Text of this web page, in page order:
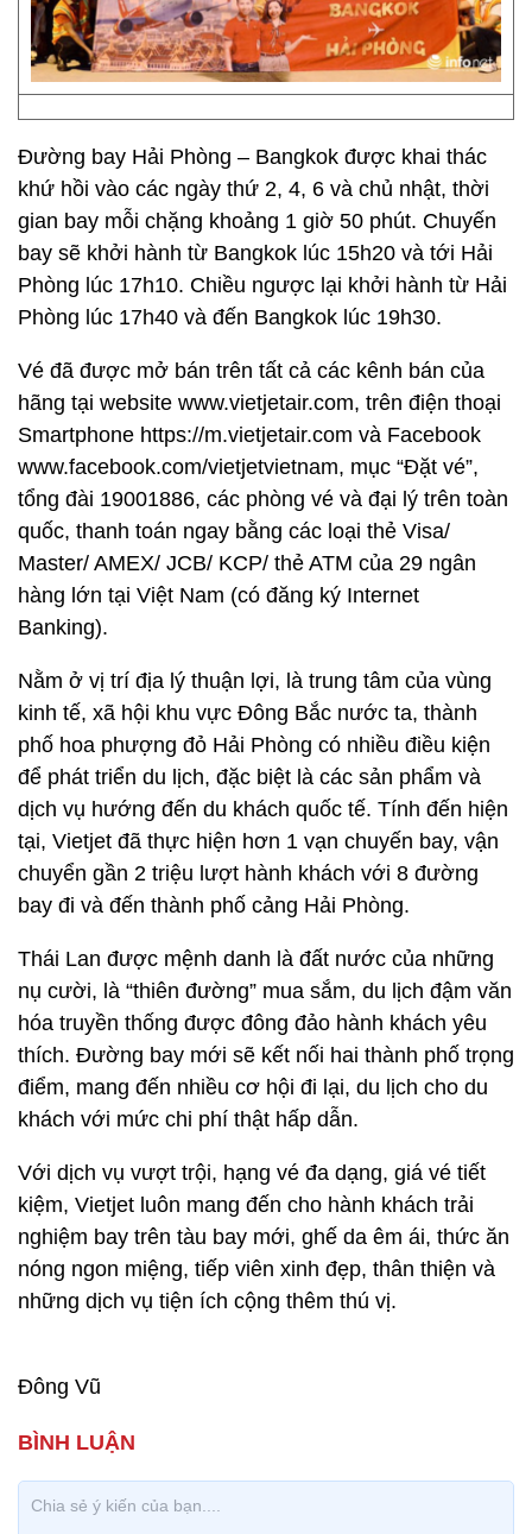
Đường bay Hải Phòng – Bangkok được khai thác
khứ hồi vào các ngày thứ 2, 4, 6 và chủ nhật, thời
gian bay mỗi chặng khoảng 1 giờ 50 phút. Chuyến
bay sẽ khởi hành từ Bangkok lúc 15h20 và tới Hải
Phòng lúc 17h10. Chiều ngược lại khởi hành từ Hải
Phòng lúc 17h40 và đến Bangkok lúc 19h30.
Vé đã được mở bán trên tất cả các kênh bán của
hãng tại website www.vietjetair.com, trên điện thoại
Smartphone https://m.vietjetair.com và Facebook
www.facebook.com/vietjetvietnam, mục “Đặt vé”,
tổng đài 19001886, các phòng vé và đại lý trên toàn
quốc, thanh toán ngay bằng các loại thẻ Visa/
Master/ AMEX/ JCB/ KCP/ thẻ ATM của 29 ngân
hàng lớn tại Việt Nam (có đăng ký Internet
Banking).
Nằm ở vị trí địa lý thuận lợi, là trung tâm của vùng
kinh tế, xã hội khu vực Đông Bắc nước ta, thành
phố hoa phượng đỏ Hải Phòng có nhiều điều kiện
để phát triển du lịch, đặc biệt là các sản phẩm và
dịch vụ hướng đến du khách quốc tế. Tính đến hiện
tại, Vietjet đã thực hiện hơn 1 vạn chuyến bay, vận
chuyển gần 2 triệu lượt hành khách với 8 đường
bay đi và đến thành phố cảng Hải Phòng.
Thái Lan được mệnh danh là đất nước của những
nụ cười, là “thiên đường” mua sắm, du lịch đậm văn
hóa truyền thống được đông đảo hành khách yêu
thích. Đường bay mới sẽ kết nối hai thành phố trọng
điểm, mang đến nhiều cơ hội đi lại, du lịch cho du
khách với mức chi phí thật hấp dẫn.
Với dịch vụ vượt trội, hạng vé đa dạng, giá vé tiết
kiệm, Vietjet luôn mang đến cho hành khách trải
nghiệm bay trên tàu bay mới, ghế da êm ái, thức ăn
nóng ngon miệng, tiếp viên xinh đẹp, thân thiện và
những dịch vụ tiện ích cộng thêm thú vị.
Đông Vũ